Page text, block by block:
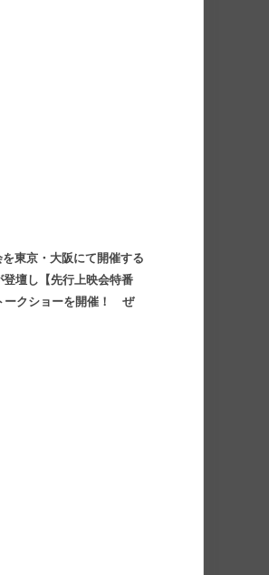
東京・大阪にて開催する
壇し【先行上映会特番
ークショーを開催！ ぜ